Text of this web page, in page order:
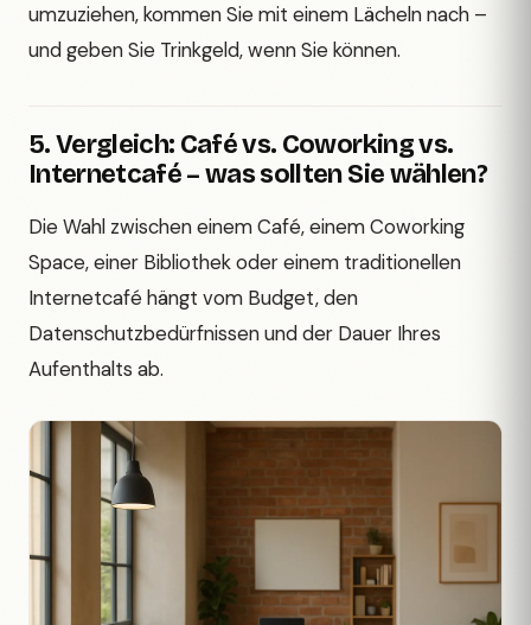
umzuziehen, kommen Sie mit einem Lächeln nach –
und geben Sie Trinkgeld, wenn Sie können.
5. Vergleich: Café vs. Coworking vs.
Internetcafé – was sollten Sie wählen?
Die Wahl zwischen einem Café, einem Coworking
Space, einer Bibliothek oder einem traditionellen
Internetcafé hängt vom Budget, den
Datenschutzbedürfnissen und der Dauer Ihres
Aufenthalts ab.